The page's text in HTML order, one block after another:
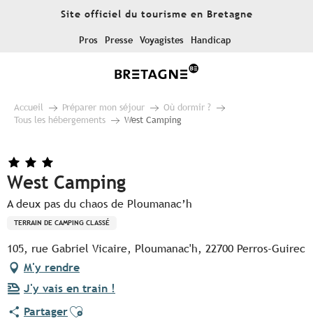
Site officiel du tourisme en Bretagne
Pros Presse Voyagistes Handicap
Accueil Préparer mon séjour
Où dormir ?
Tous les hébergements
West Camping
West Camping
A deux pas du chaos de Ploumanac’h
TERRAIN DE CAMPING CLASSÉ
105, rue Gabriel Vicaire, Ploumanac'h, 22700 Perros-Guirec
M'y rendre
J'y vais en train !
PartagerAjouter aux favoris